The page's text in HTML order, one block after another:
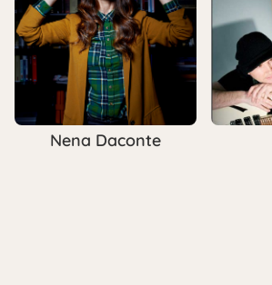
Nena Daconte